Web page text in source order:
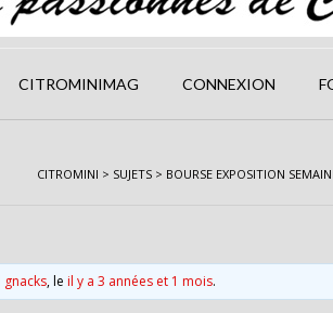
CITROMINIMAG CONNEXION
CITROMINI > SUJETS > BOURSE EXPOSITION
gnacks, leil y a 3 années et 1 mois.